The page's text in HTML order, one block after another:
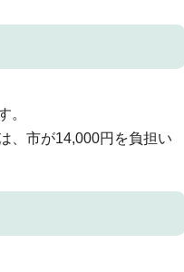
。
、市が14,000円を負担い